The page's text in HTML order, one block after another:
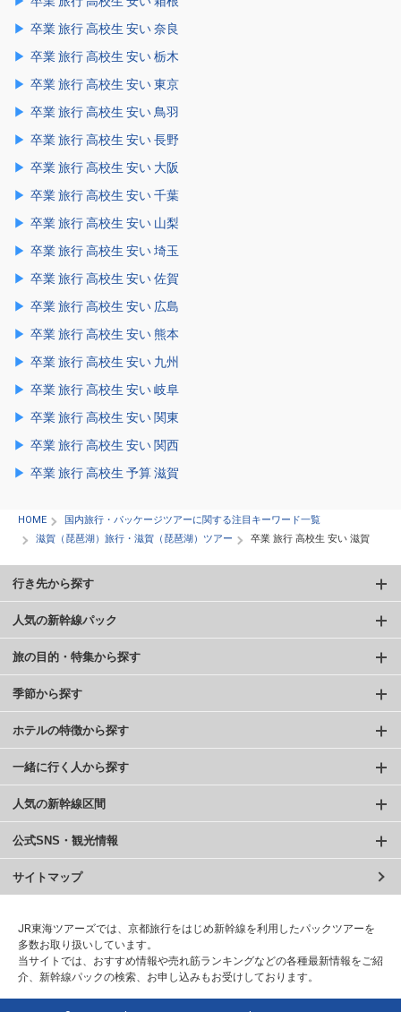
卒業 旅行 高校生 安い 奈良
卒業 旅行 高校生 安い 栃木
卒業 旅行 高校生 安い 東京
卒業 旅行 高校生 安い 鳥羽
卒業 旅行 高校生 安い 長野
卒業 旅行 高校生 安い 大阪
卒業 旅行 高校生 安い 千葉
卒業 旅行 高校生 安い 山梨
卒業 旅行 高校生 安い 埼玉
卒業 旅行 高校生 安い 佐賀
卒業 旅行 高校生 安い 広島
卒業 旅行 高校生 安い 熊本
卒業 旅行 高校生 安い 九州
卒業 旅行 高校生 安い 岐阜
卒業 旅行 高校生 安い 関東
卒業 旅行 高校生 安い 関西
卒業 旅行 高校生 予算 滋賀
HOME
国内旅行・パッケージツアーに関する注目キーワード一覧
滋賀（琵琶湖）旅行・滋賀（琵琶湖）ツアー
卒業 旅行 高校生 安い 滋賀
行き先から探す
人気の新幹線パック
旅の目的・特集から探す
季節から探す
ホテルの特徴から探す
一緒に行く人から探す
人気の新幹線区間
公式SNS・観光情報
サイトマップ
JR東海ツアーズでは、京都旅行をはじめ新幹線を利用したパックツアーを
多数お取り扱いしています。
当サイトでは、おすすめ情報や売れ筋ランキングなどの各種最新情報をご紹
介、新幹線パックの検索、お申し込みもお受けしております。